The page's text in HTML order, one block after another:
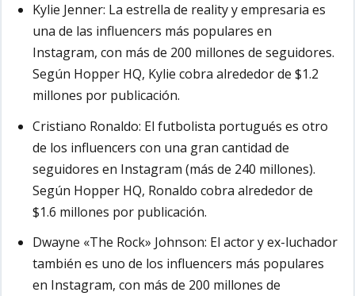
Kylie Jenner: La estrella de reality y empresaria es
una de las influencers más populares en
Instagram, con más de 200 millones de seguidores.
Según Hopper HQ, Kylie cobra alrededor de $1.2
millones por publicación.
Cristiano Ronaldo: El futbolista portugués es otro
de los influencers con una gran cantidad de
seguidores en Instagram (más de 240 millones).
Según Hopper HQ, Ronaldo cobra alrededor de
$1.6 millones por publicación.
Dwayne «The Rock» Johnson: El actor y ex-luchador
también es uno de los influencers más populares
en Instagram, con más de 200 millones de